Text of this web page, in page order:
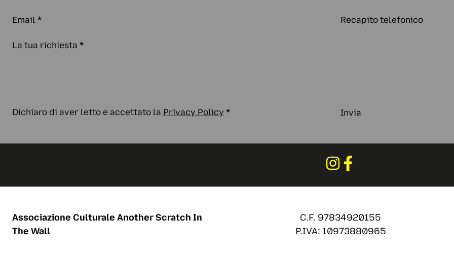
Email * Recapito telefonico
La tua richiesta *
Dichiaro di aver letto e accettato la Privacy Policy * Invia
Associazione Culturale Another Scratch In
The Wall
C.F. 97834920155
P.IVA: 10973880965